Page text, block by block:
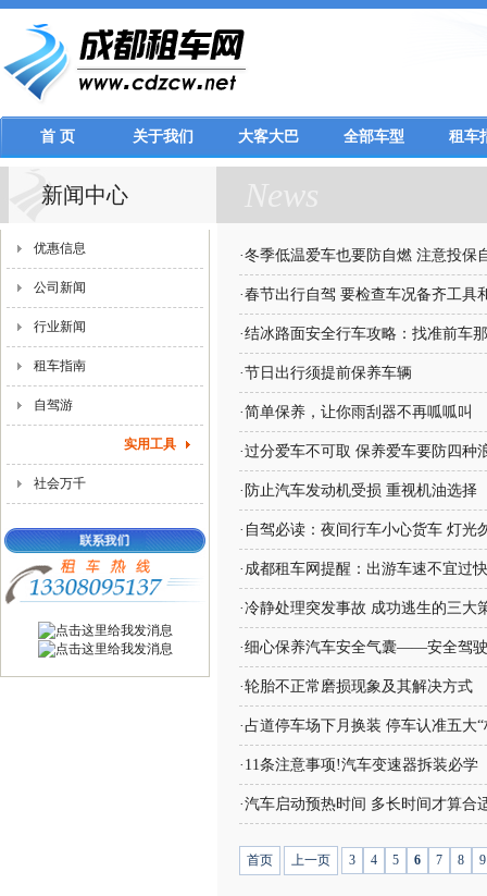
首 页 关于我们 大客大巴 全部车型 租车
新闻中心
优惠信息
公司新闻
行业新闻
租车指南
自驾游
实用工具
社会万千
·冬季低温爱车也要防自燃 注意投保
·春节出行自驾 要检查车况备齐工具
·结冰路面安全行车攻略：找准前车
·节日出行须提前保养车辆
·简单保养，让你雨刮器不再呱呱叫
·过分爱车不可取 保养爱车要防四种
· 防止汽车发动机受损 重视机油选择
· 自驾必读：夜间行车小心货车 灯光
· 成都租车网提醒：出游车速不宜过快
·冷静处理突发事故 成功逃生的三大
·细心保养汽车安全气囊——安全驾
·轮胎不正常磨损现象及其解决方式
·占道停车场下月换装 停车认准五大“
· 11条注意事项!汽车变速器拆装必学
·汽车启动预热时间 多长时间才算合
首页 上一页 3 4 5 6 7 8 9